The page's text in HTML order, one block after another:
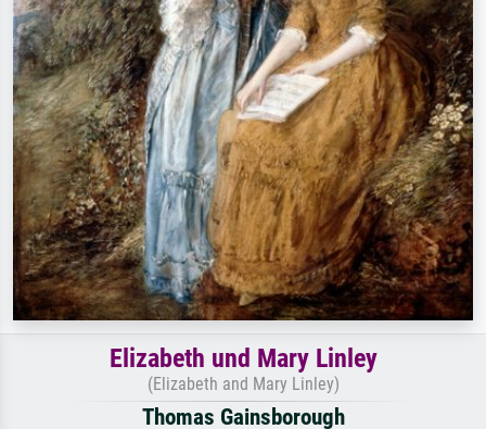
Elizabeth und Mary Linley
(Elizabeth and Mary Linley)
Thomas Gainsborough